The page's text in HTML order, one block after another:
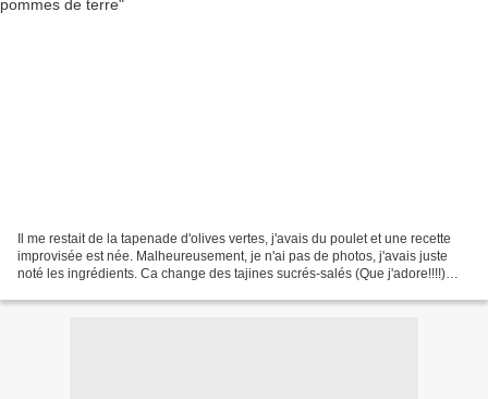
Il me restait de la tapenade d'olives vertes, j'avais du poulet et une recette
improvisée est née. Malheureusement, je n'ai pas de photos, j'avais juste
noté les ingrédients. Ca change des tajines sucrés-salés (Que j'adore!!!!)